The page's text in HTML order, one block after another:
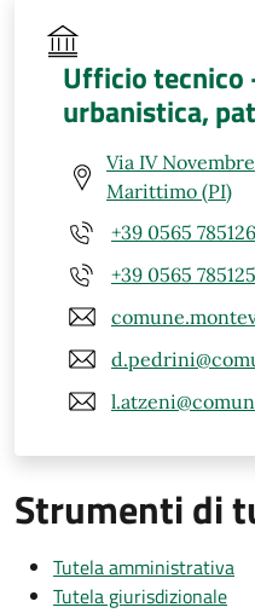
Ufficio tecnico
urbanistica,
Via IV
Marittimo (PI)
+39 0565 785126
+39 0565 785125
Strumenti di
Tutela amministrativa
Tutela giurisdizionale